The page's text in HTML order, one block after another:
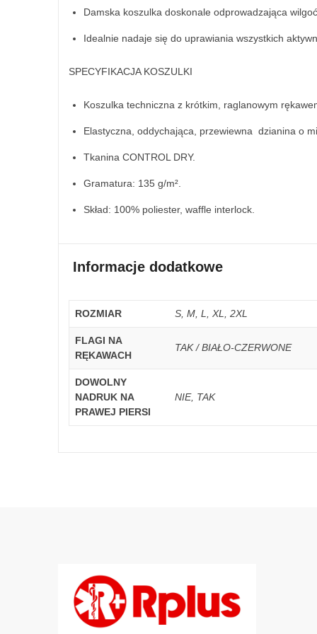
Damska koszulka doskonale odprowadzająca
Idealnie nadaje się do uprawiania wszystkich
SPECYFIKACJA KOSZULKI
Koszulka techniczna z krótkim, raglanowym
Elastyczna, oddychająca, przewiewna dzianina o
Tkanina CONTROL DRY.
Gramatura: 135 g/m².
Skład: 100% poliester, waffle interlock.
Informacje dodatkowe
ROZMIAR S, M, L, XL, 2XL
FLAGI NA
RĘKAWACH
TAK / BIAŁO-CZERWONE
DOWOLNY
NADRUK NA
PRAWEJ PIERSI
NIE, TAK